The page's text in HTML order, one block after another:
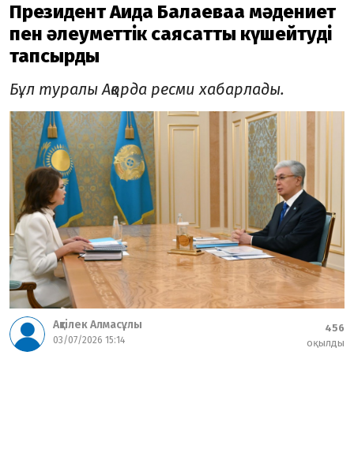
Президент Аида Балаеваға мәдениет
пен әлеуметтік саясатты күшейтуді
тапсырды
Бұл туралы Ақорда ресми хабарлады.
Ақтілек Алмасұлы
03/07/2026 15:14
456
оқылды